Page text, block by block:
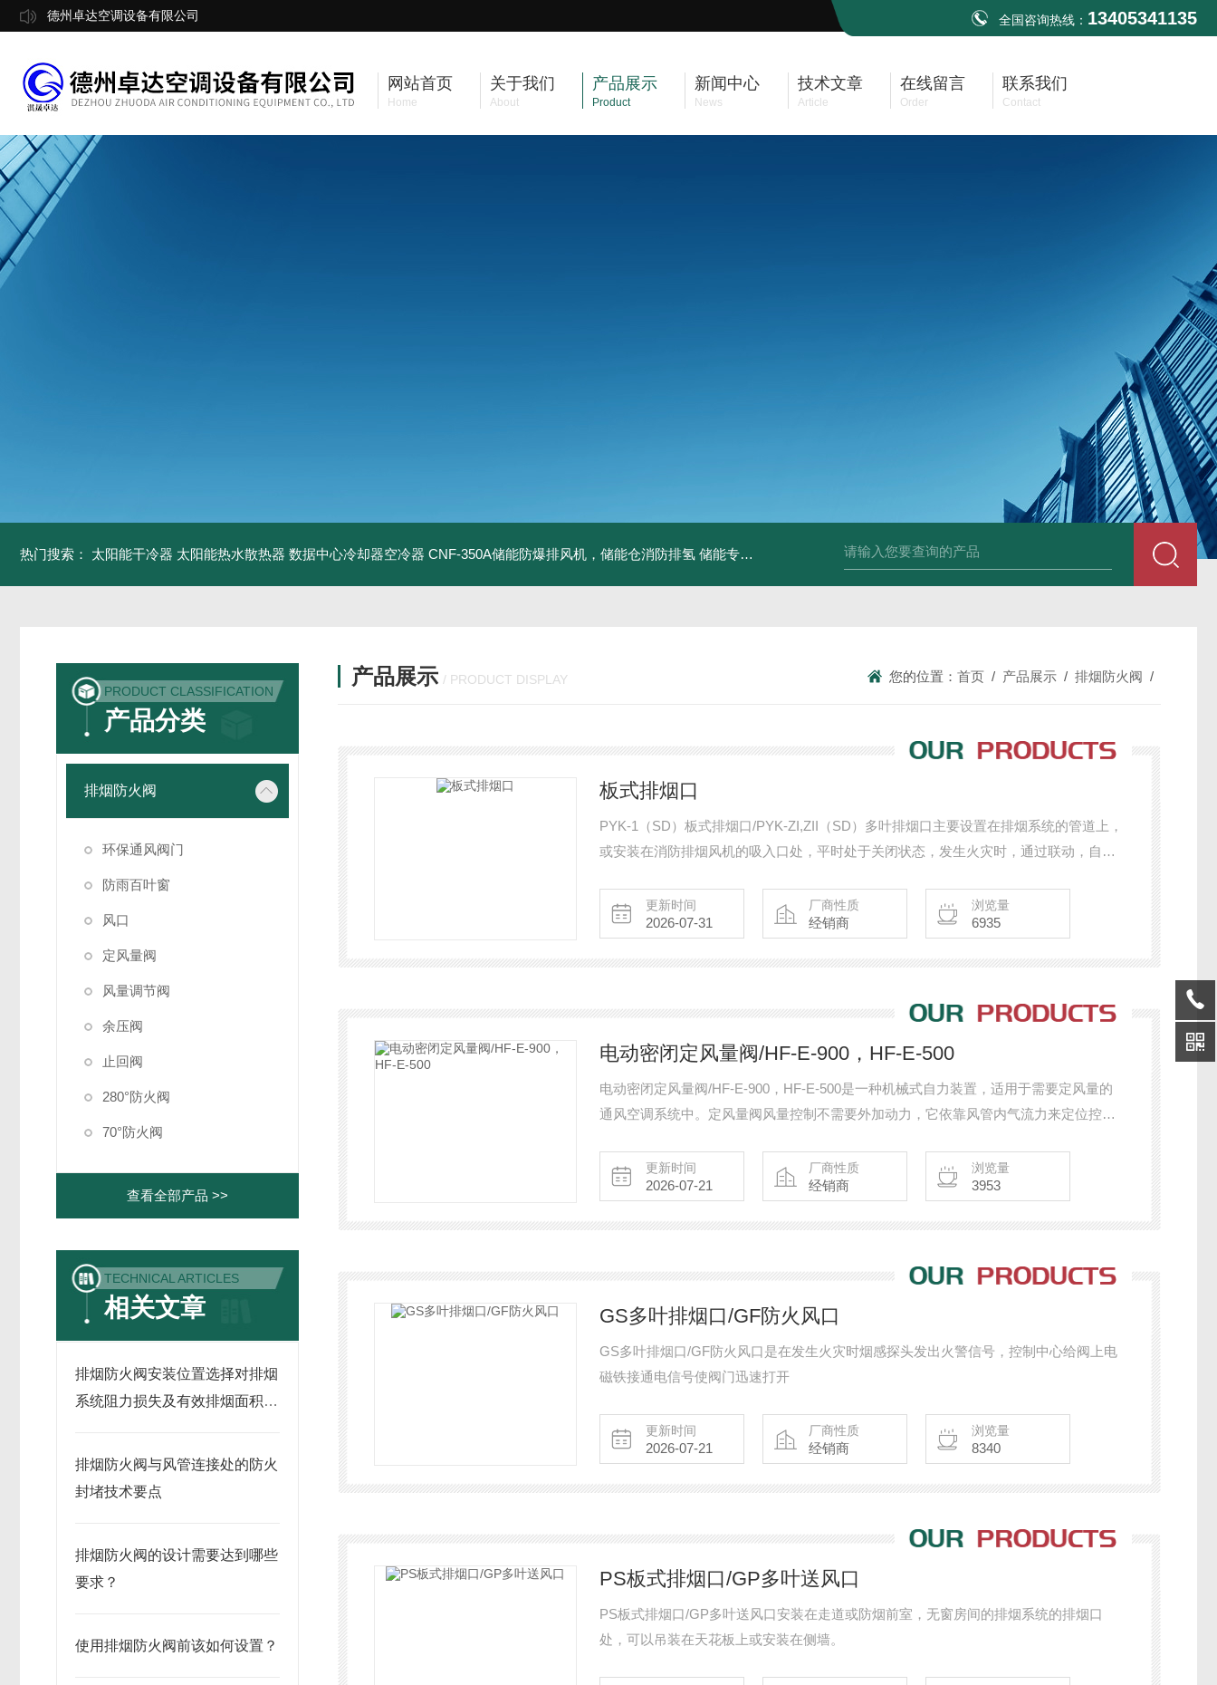
德州卓达空调设备有限公司 全国咨询热线： 13405341135
网站首页
Home
关于我们
About
产品展示
Product
新闻中心
News
技术文章
Article
在线留言
Order
联系我们
Contact
热门搜索： 太阳能干冷器 太阳能热水散热器 数据中心冷却器空冷器 CNF-350A储能防爆排风机，储能仓消防排氢 储能专用风机 储能箱风机 储能柜专用风机 PF-200/300/400/500排气扇/卫生间通风器
PRODUCT CLASSIFICATION
产品分类
排烟防火阀
环保通风阀门
防雨百叶窗
风口
定风量阀
风量调节阀
余压阀
止回阀
280°防火阀
70°防火阀
查看全部产品 >>
TECHNICAL ARTICLES
相关文章
排烟防火阀安装位置选择对排烟
系统阻力损失及有效排烟面积的
排烟防火阀与风管连接处的防火
封堵技术要点
排烟防火阀的设计需要达到哪些
要求？
使用排烟防火阀前该如何设置？
产品展示 / PRODUCT DISPLAY 您的位置： 首页 / 产品展示 / 排烟防火阀 /
板式排烟口
PYK-1（SD）板式排烟口/PYK-ZI,ZII（SD）多叶排烟口主要设置在排烟系统的管道上，
或安装在消防排烟风机的吸入口处，平时处于关闭状态，发生火灾时，通过联动，自动
更新时间
2026-07-31
厂商性质
经销商
浏览量
6935
电动密闭定风量阀/HF-E-900，HF-E-500
电动密闭定风量阀/HF-E-900，HF-E-500是一种机械式自力装置，适用于需要定风量的
通风空调系统中。定风量阀风量控制不需要外加动力，它依靠风管内气流力来定位控制
更新时间
2026-07-21
厂商性质
经销商
浏览量
3953
GS多叶排烟口/GF防火风口
GS多叶排烟口/GF防火风口是在发生火灾时烟感探头发出火警信号，控制中心给阀上电
磁铁接通电信号使阀门迅速打开
更新时间
2026-07-21
厂商性质
经销商
浏览量
8340
PS板式排烟口/GP多叶送风口
PS板式排烟口/GP多叶送风口安装在走道或防烟前室，无窗房间的排烟系统的排烟口
处，可以吊装在天花板上或安装在侧墙。